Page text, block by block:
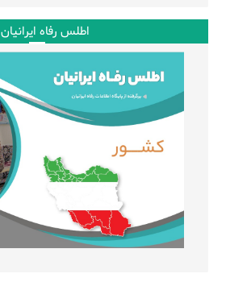
اطلس رفاه ایرانیان